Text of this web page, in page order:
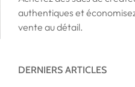
authentiques et
vente au détail.
DERNIERS ARTICLES